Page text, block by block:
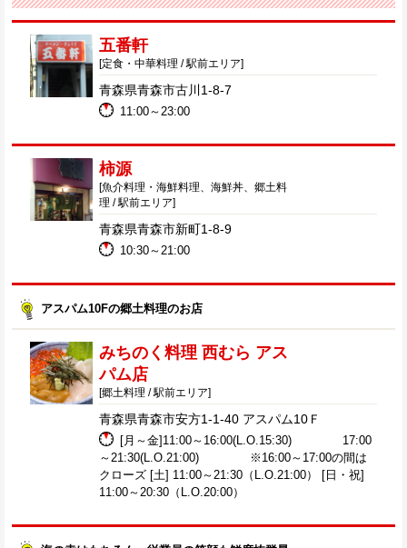
五番軒
[定食・中華料理 / 駅前エリア]
青森県青森市古川1-8-7
11:00～23:00
柿源
[魚介料理・海鮮料理、海鮮丼、郷土料
理 / 駅前エリア]
青森県青森市新町1-8-9
10:30～21:00
アスパム10Fの郷土料理のお店
みちのく料理 西むら アス
パム店
[郷土料理 / 駅前エリア]
青森県青森市安方1-1-40 アスパム10Ｆ
[月～金]11:00～16:00(L.O.15:30) 17:00
～21:30(L.O.21:00) ※16:00～17:00の間は
クローズ [土] 11:00～21:30（L.O.21:00） [日・祝]
11:00～20:30（L.O.20:00）